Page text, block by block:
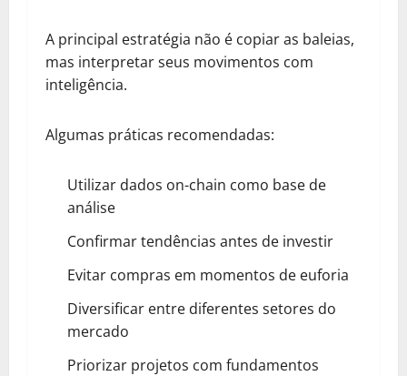
A principal estratégia não é copiar as baleias,
mas interpretar seus movimentos com
inteligência.
Algumas práticas recomendadas:
Utilizar dados on-chain como base de
análise
Confirmar tendências antes de investir
Evitar compras em momentos de euforia
Diversificar entre diferentes setores do
mercado
Priorizar projetos com fundamentos